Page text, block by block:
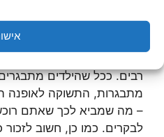
ארון בגדים קטן בגודלו
רבים. ככל שהילדים
מתבגרות, התשוקה לאופנה
– מה שמביא לכך שאתם
לבקרים. כמו כן, חשוב לזכור